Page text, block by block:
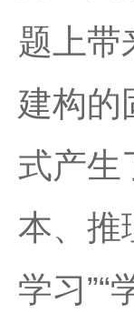
题上带
建构的
式产生
本、推
学习”“